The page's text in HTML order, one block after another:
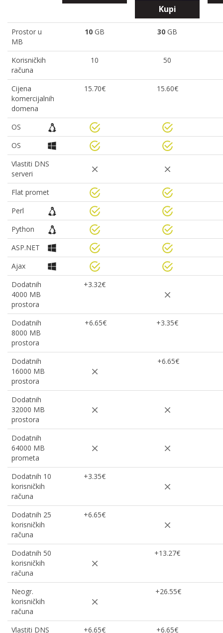
Kupi
Prostor u
MB
10 GB 30 GB
Korisničkih
računa
10 50
Cijena
komercijalnih
domena
15.70€ 15.60€
OS
OS
Vlastiti DNS
serveri
Flat promet
Perl
Python
ASP.NET
Ajax
Dodatnih
4000 MB
prostora
+3.32€
Dodatnih
8000 MB
prostora
+6.65€ +3.35€
Dodatnih
16000 MB
prostora
+6.65€
Dodatnih
32000 MB
prostora
Dodatnih
64000 MB
prometa
Dodatnih 10
korisničkih
računa
+3.35€
Dodatnih 25
korisničkih
računa
+6.65€
Dodatnih 50
korisničkih
računa
+13.27€
Neogr.
korisničkih
računa
+26.55€
Vlastiti DNS +6.65€ +6.65€